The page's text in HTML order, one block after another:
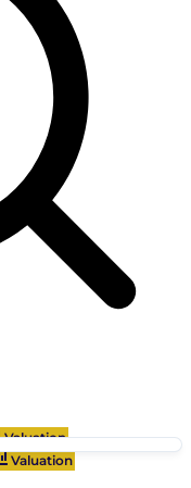
Valuation
Valuation